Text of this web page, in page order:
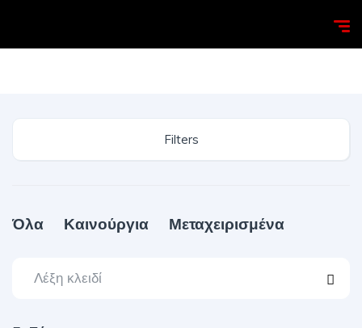
Filters
Όλα Καινούργια Μεταχειρισμένα